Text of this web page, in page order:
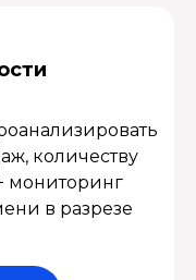
количеству
мониторинг
в разрезе